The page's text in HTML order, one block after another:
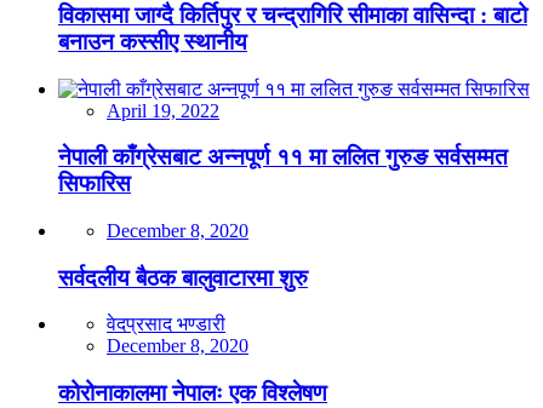
विकासमा जाग्दै किर्तिपुर र चन्द्रागिरि सीमाका वासिन्दा : बाटो
बनाउन कस्सीए स्थानीय
April 19, 2022
नेपाली काँग्रेसबाट अन्नपूर्ण ११ मा ललित गुरुङ सर्वसम्मत
सिफारिस
December 8, 2020
सर्वदलीय बैठक बालुवाटारमा शुरु
वेदप्रसाद भण्डारी
December 8, 2020
कोरोनाकालमा नेपालः एक विश्लेषण